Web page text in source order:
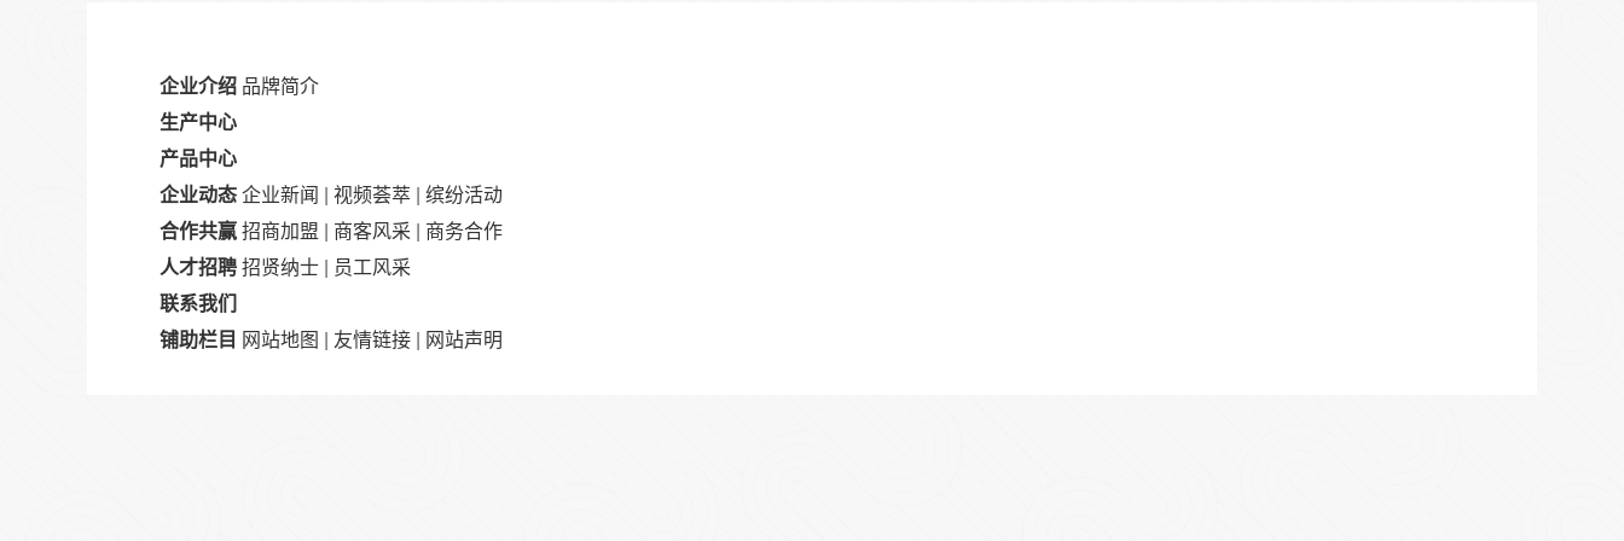
企业介绍 品牌简介
生产中心
产品中心
企业动态 企业新闻 视频荟萃
缤纷活动
合作共赢 招商加盟 商客风采
商务合作
人才招聘 招贤纳士
员工风采
联系我们
铺助栏目 网站地图 友情链接 网站声明